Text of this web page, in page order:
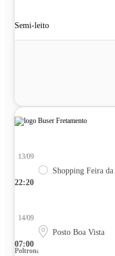
Semi-leito
22:20
13/09
Shopping Feira
07:00
14/09
Posto Boa Vista
Poltrona